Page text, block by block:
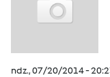
ndz., 07/20/2014 -